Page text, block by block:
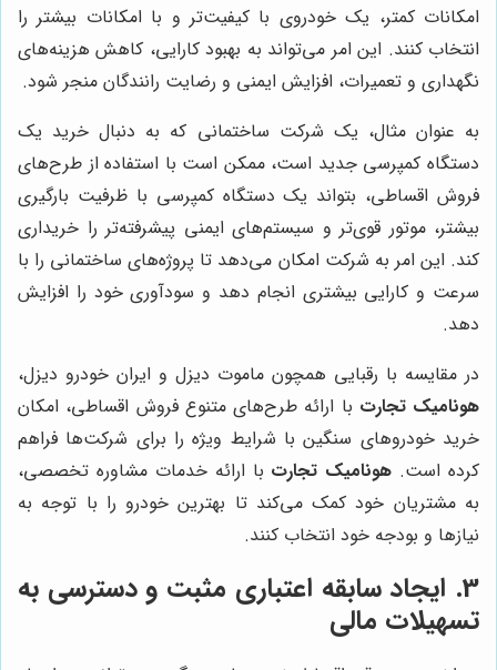
امکانات کمتر، یک خودروی با کیفیت‌تر و با امکانات بیشتر را
انتخاب کنند. این امر می‌تواند به بهبود کارایی، کاهش هزینه‌های
نگهداری و تعمیرات، افزایش ایمنی و رضایت رانندگان منجر شود.
به عنوان مثال، یک شرکت ساختمانی که به دنبال خرید یک
دستگاه کمپرسی جدید است، ممکن است با استفاده از طرح‌های
فروش اقساطی، بتواند یک دستگاه کمپرسی با ظرفیت بارگیری
بیشتر، موتور قوی‌تر و سیستم‌های ایمنی پیشرفته‌تر را خریداری
کند. این امر به شرکت امکان می‌دهد تا پروژه‌های ساختمانی را با
سرعت و کارایی بیشتری انجام دهد و سودآوری خود را افزایش
دهد.
در مقایسه با رقبایی همچون ماموت دیزل و ایران خودرو دیزل،
هونامیک تجارت با ارائه طرح‌های متنوع فروش اقساطی، امکان
خرید خودروهای سنگین با شرایط ویژه را برای شرکت‌ها فراهم
کرده است. هونامیک تجارت با ارائه خدمات مشاوره تخصصی،
به مشتریان خود کمک می‌کند تا بهترین خودرو را با توجه به
نیازها و بودجه خود انتخاب کنند.
3. ایجاد سابقه اعتباری مثبت و دسترسی به
تسهیلات مالی